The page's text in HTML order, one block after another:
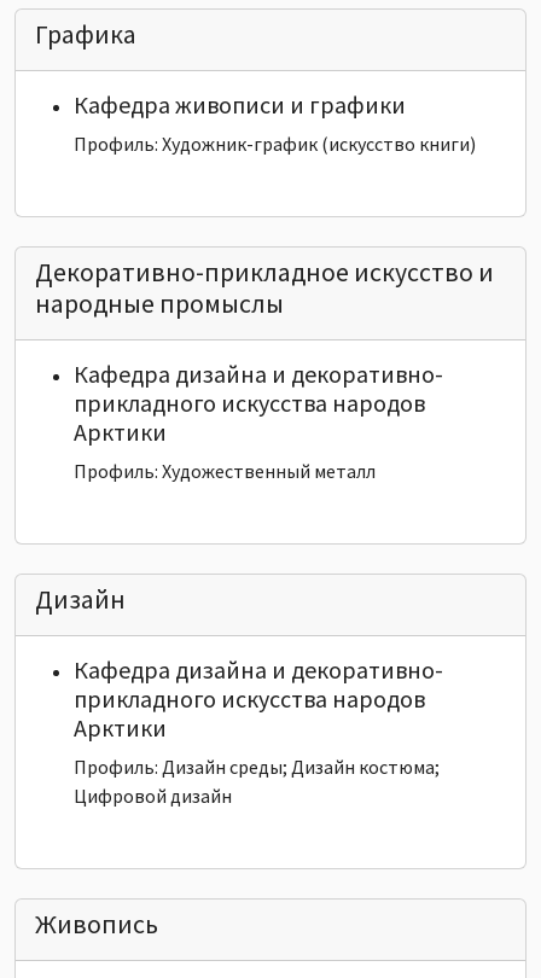
Графика
Кафедра живописи и графики
Профиль: Художник-график (искусство книги)
Декоративно-прикладное искусство и
народные промыслы
Кафедра дизайна и декоративно-
прикладного искусства народов
Арктики
Профиль: Художественный металл
Дизайн
Кафедра дизайна и декоративно-
прикладного искусства народов
Арктики
Профиль: Дизайн среды; Дизайн костюма;
Цифровой дизайн
Живопись